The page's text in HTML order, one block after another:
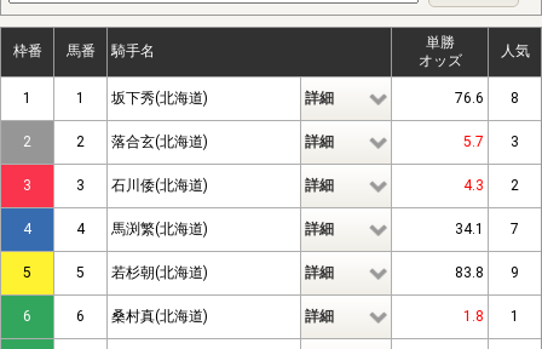
枠番 馬番 騎手名
単勝
オッズ
人気
1 1 坂下秀(北海道) 詳細 76.6 8
2 2 落合玄(北海道) 詳細 5.7 3
3 3 石川倭(北海道) 詳細 4.3 2
4 4 馬渕繁(北海道) 詳細 34.1 7
5 5 若杉朝(北海道) 詳細 83.8 9
6 6 桑村真(北海道) 詳細 1.8 1